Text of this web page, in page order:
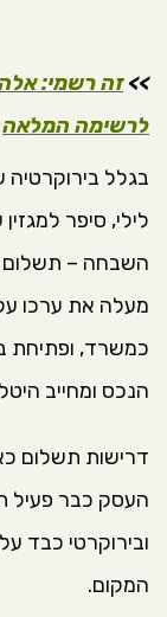
>>זה רשמי:
לרשימה המלאה
בגלל בירוקרטיה
לילי, סיפר
השבחה – תשלום
מעלה את ערכו
כמשרד, ופתיחת
הנכס ומחייב
דרישות תשלום
העסק כבר פעיל
ובירוקרטי כבד
המקום.